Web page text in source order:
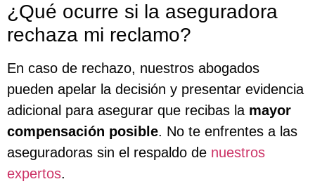
¿Qué ocurre si la aseguradora
rechaza mi reclamo?
En caso de rechazo, nuestros abogados
pueden apelar la decisión y presentar evidencia
adicional para asegurar que recibas la mayor
compensación posible. No te enfrentes a las
aseguradoras sin el respaldo de nuestros
expertos.